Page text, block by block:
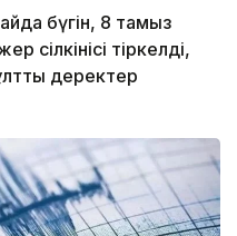
бүгін, 8 тамыз
сілкінісі тіркелді,
деректер